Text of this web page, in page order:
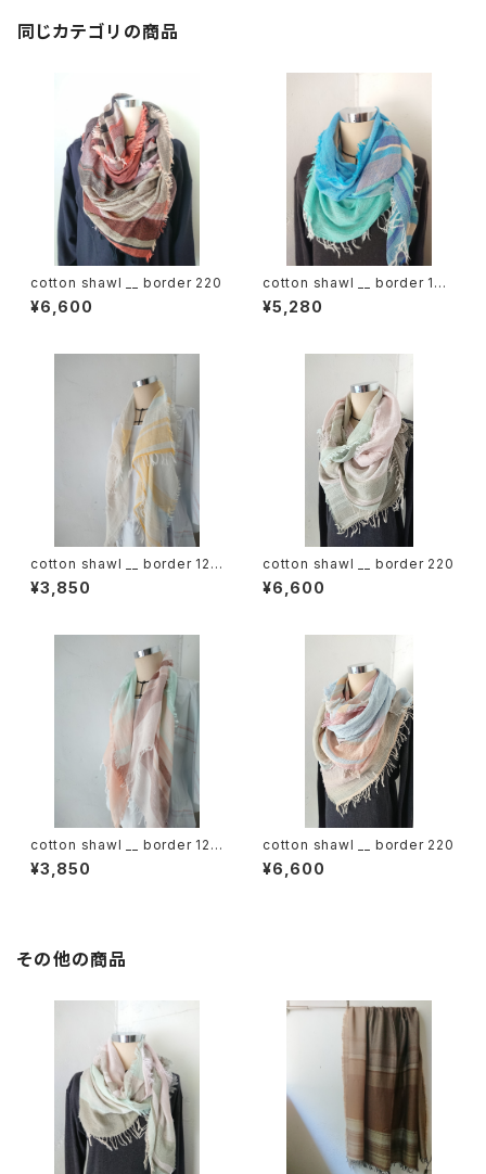
同じカテゴリの商品
cotton shawl __ border 220
¥6,600
cotton shawl __ border 160
海嶺w
¥5,280
cotton shawl __ border 120
蒲公英w
¥3,850
cotton shawl __ border 220
¥6,600
cotton shawl __ border 120
春麗w
¥3,850
cotton shawl __ border 220
¥6,600
その他の商品